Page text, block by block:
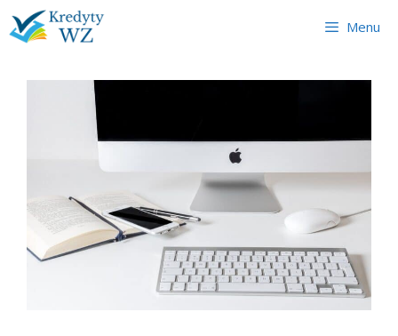
Skip
to
Menu